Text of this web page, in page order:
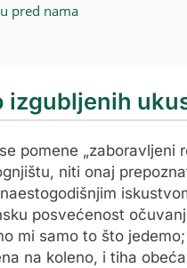
pred nama
izgubljenih
pomene „zaboravljeni
niti onaj
posvećenost
mi samo to što
na koleno, i tiha